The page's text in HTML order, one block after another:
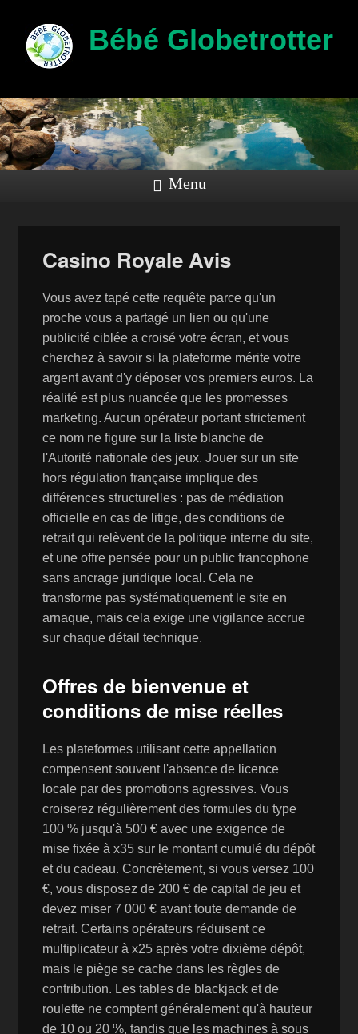
Bébé Globetrotter
Menu
Casino Royale Avis
Vous avez tapé cette requête parce qu'un
proche vous a partagé un lien ou qu'une
publicité ciblée a croisé votre écran, et vous
cherchez à savoir si la plateforme mérite votre
argent avant d'y déposer vos premiers euros. La
réalité est plus nuancée que les promesses
marketing. Aucun opérateur portant strictement
ce nom ne figure sur la liste blanche de
l'Autorité nationale des jeux. Jouer sur un site
hors régulation française implique des
différences structurelles : pas de médiation
officielle en cas de litige, des conditions de
retrait qui relèvent de la politique interne du site,
et une offre pensée pour un public francophone
sans ancrage juridique local. Cela ne
transforme pas systématiquement le site en
arnaque, mais cela exige une vigilance accrue
sur chaque détail technique.
Offres de bienvenue et
conditions de mise réelles
Les plateformes utilisant cette appellation
compensent souvent l'absence de licence
locale par des promotions agressives. Vous
croiserez régulièrement des formules du type
100 % jusqu'à 500 € avec une exigence de
mise fixée à x35 sur le montant cumulé du dépôt
et du cadeau. Concrètement, si vous versez 100
€, vous disposez de 200 € de capital de jeu et
devez miser 7 000 € avant toute demande de
retrait. Certains opérateurs réduisent ce
multiplicateur à x25 après votre dixième dépôt,
mais le piège se cache dans les règles de
contribution. Les tables de blackjack et de
roulette ne comptent généralement qu'à hauteur
de 10 ou 20 %, tandis que les machines à sous